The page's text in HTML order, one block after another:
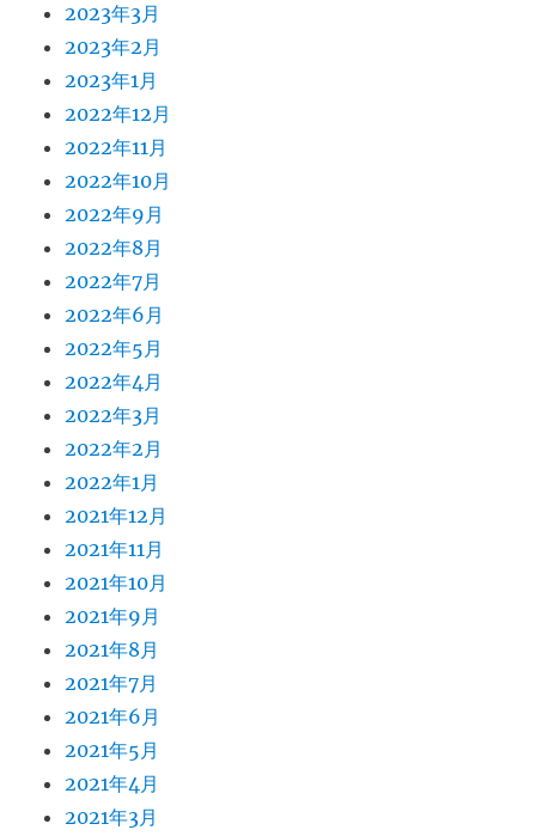
2023年3月
2023年2月
2023年1月
2022年12月
2022年11月
2022年10月
2022年9月
2022年8月
2022年7月
2022年6月
2022年5月
2022年4月
2022年3月
2022年2月
2022年1月
2021年12月
2021年11月
2021年10月
2021年9月
2021年8月
2021年7月
2021年6月
2021年5月
2021年4月
2021年3月